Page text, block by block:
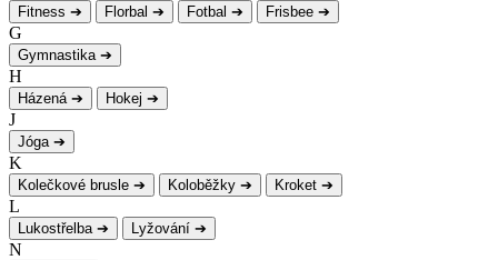
Fitness ➔ Florbal ➔ Fotbal ➔ Frisbee ➔
G
Gymnastika ➔
H
Házená ➔ Hokej ➔
J
Jóga ➔
K
Kolečkové brusle ➔ Koloběžky ➔ Kroket ➔
L
Lukostřelba ➔ Lyžování ➔
N